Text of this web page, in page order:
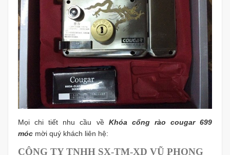
Mọi chi tiết nhu cầu về Khóa cổng rào cougar 699
móc mời quý khách liên hệ:
CÔNG TY TNHH SX-TM-XD VŨ PHONG